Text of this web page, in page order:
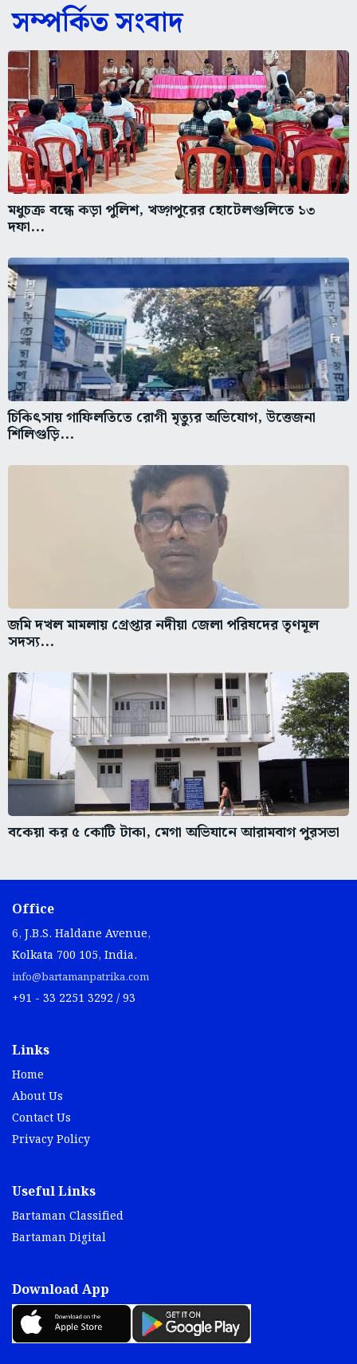
সম্পর্কিত সংবাদ
মধুচক্র বন্ধে কড়া পুলিশ, খড়্গপুরের হোটেলগুলিতে ১৩
দফা...
চিকিৎসায় গাফিলতিতে রোগী মৃত্যুর অভিযোগ, উত্তেজনা
শিলিগুড়ি...
জমি দখল মামলায় গ্রেপ্তার নদীয়া জেলা পরিষদের তৃণমূল
সদস্য...
বকেয়া কর ৫ কোটি টাকা, মেগা অভিযানে আরামবাগ পুরসভা
Office
6, J.B.S. Haldane Avenue,
Kolkata 700 105, India.
info@bartamanpatrika.com
+91 - 33 2251 3292 / 93
Links
Home
About Us
Contact Us
Privacy Policy
Useful Links
Bartaman Classified
Bartaman Digital
Download App